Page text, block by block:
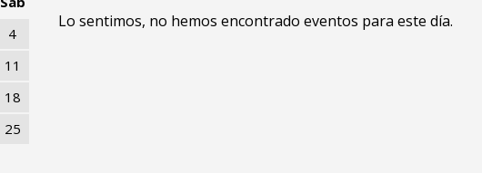
4
11
18
25
Lo sentimos, no hemos encontrado eventos para este día.